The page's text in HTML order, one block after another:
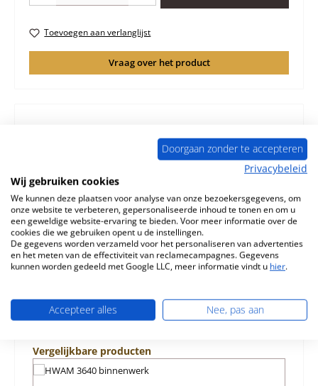
Toevoegen aan verlanglijst
Vraag over het product
Origineel Asrooster Set voor de Houtkachel HWAM 3640
Artikel beschikbaar zolang de voorraad strekt bij de
fabrikant 3-del…
Eigenschappen
Informatie over productveiligheid
Productgalerij overslaan
Vergelijkbare producten
Doorgaan zonder te accepteren
Privacybeleid
Wij gebruiken cookies
We kunnen deze plaatsen voor analyse van onze bezoekersgegevens, om
onze website te verbeteren, gepersonaliseerde inhoud te tonen en om u
een geweldige website-ervaring te bieden. Voor meer informatie over de
cookies die we gebruiken opent u de instellingen.
De gegevens worden verzameld voor het personaliseren van advertenties
en het meten van de effectiviteit van reclamecampagnes. Gegevens
kunnen worden gedeeld met Google LLC, meer informatie vindt u hier.
Accepteer alles Nee, pas aan